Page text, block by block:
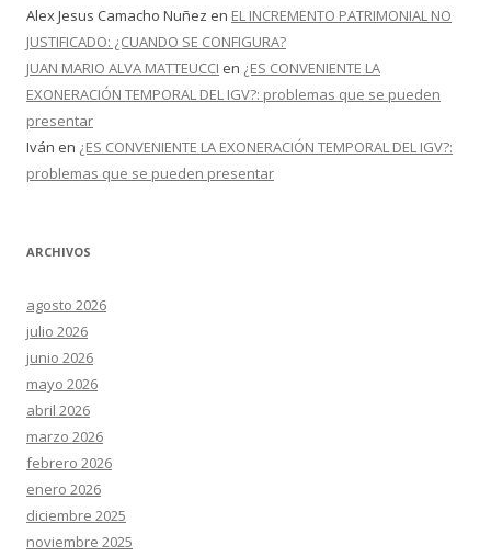
Alex Jesus Camacho Nuñez en EL INCREMENTO PATRIMONIAL NO
JUSTIFICADO: ¿CUANDO SE CONFIGURA?
JUAN MARIO ALVA MATTEUCCI en ¿ES CONVENIENTE LA
EXONERACIÓN TEMPORAL DEL IGV?: problemas que se pueden
presentar
Iván en ¿ES CONVENIENTE LA EXONERACIÓN TEMPORAL DEL IGV?:
problemas que se pueden presentar
ARCHIVOS
agosto 2026
julio 2026
junio 2026
mayo 2026
abril 2026
marzo 2026
febrero 2026
enero 2026
diciembre 2025
noviembre 2025